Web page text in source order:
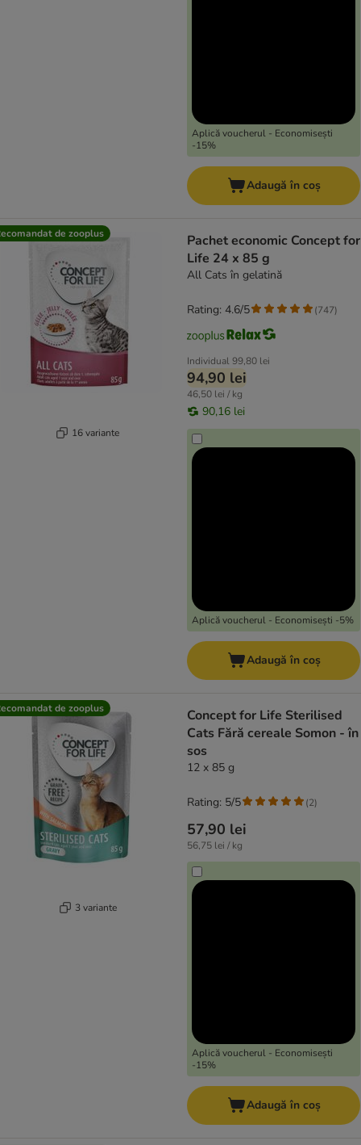
Aplică voucherul - Economisești
-15%
Adaugă în coș
de zooplus
16 variante
Pachet economic Concept for
Life 24 x 85 g
All Cats în gelatină
Individual99,80 lei
94,90 lei
46,50 lei / kg
90,16 lei
Aplică voucherul - Economisești -5%
Rating: 4.6/5 (747)
Adaugă în coș
de zooplus
3 variante
Concept for Life Sterilised
Cats Fără cereale Somon - în
sos
12 x 85 g
57,90 lei
56,75 lei / kg
Aplică voucherul - Economisești
-15%
Rating: 5/5 (2)
Adaugă în coș